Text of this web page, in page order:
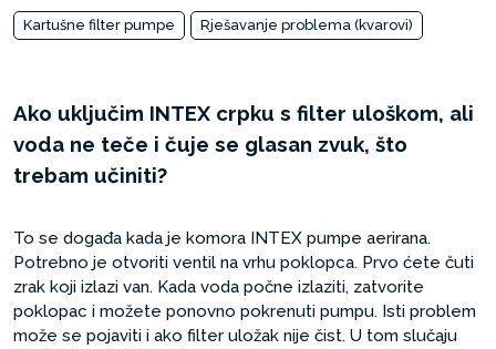
Kartušne filter pumpe Rješavanje problema (kvarovi)
Ako uključim INTEX crpku s filter uloškom, ali
voda ne teče i čuje se glasan zvuk, što
trebam učiniti?
To se događa kada je komora INTEX pumpe aerirana.
Potrebno je otvoriti ventil na vrhu poklopca. Prvo ćete čuti
zrak koji izlazi van. Kada voda počne izlaziti, zatvorite
poklopac i možete ponovno pokrenuti pumpu. Isti problem
može se pojaviti i ako filter uložak nije čist. U tom slučaju